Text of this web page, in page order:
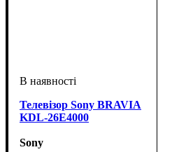
Телевізор Sony BRAVIA
KDL-26E4000
Sony